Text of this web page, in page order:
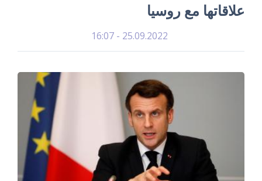
علاقاتها مع روسيا
25.09.2022 - 16:07